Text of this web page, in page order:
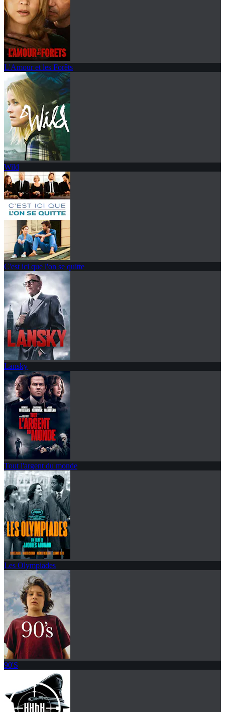
L'Amour et les Forêts
Wild
C'est ici que l'on se quitte
Lansky
Tout l'argent du monde
Les Olympiades
90'S